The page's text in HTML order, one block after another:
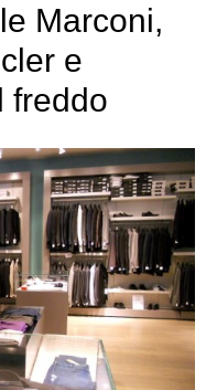
Marconi,
e
freddo